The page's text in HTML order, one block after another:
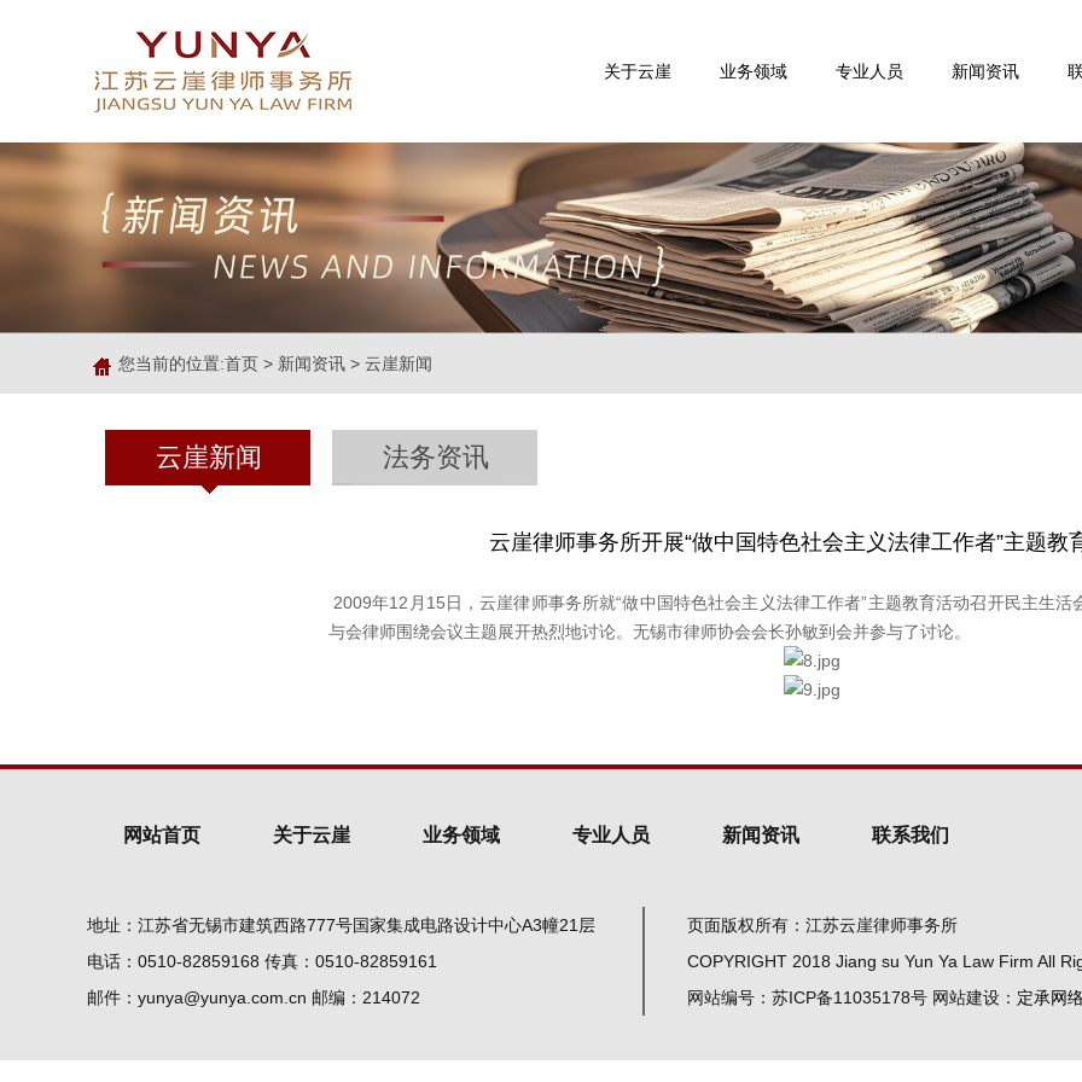
关于云崖 业务领域 专业人员 新闻资讯
您当前的位置:首页 > 新闻资讯 > 云崖新闻
云崖新闻 法务资讯
云崖律师事务所开展“做中国特色社会主义法律工作者”主题教
2009年12月15日，云崖律师事务所就“做中国特色社会主义法律工作者”主题教育活动召开民主生
与会律师围绕会议主题展开热烈地讨论。无锡市律师协会会长孙敏到会并参与了讨论。
网站首页 关于云崖 业务领域 专业人员 新闻资讯 联系我们
地址：江苏省无锡市建筑西路777号国家集成电路设计中心A3幢21层
电话：0510-82859168 传真：0510-82859161
邮件：yunya@yunya.com.cn 邮编：214072
页面版权所有：江苏云崖律师事务所
COPYRIGHT 2018 Jiang su Yun Ya Law Firm All
网站编号：苏ICP备11035178号 网站建设： 定承网